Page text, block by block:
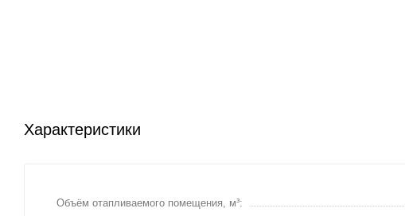
Характеристики
Объём отапливаемого помещения, м³